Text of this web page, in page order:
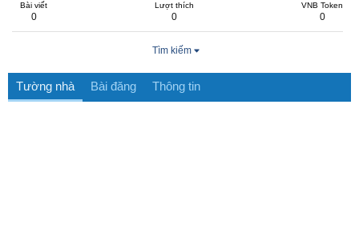
Bài viết
0
Lượt thích
0
VNB Token
0
Tìm kiếm
Tường nhà Bài đăng Thông tin